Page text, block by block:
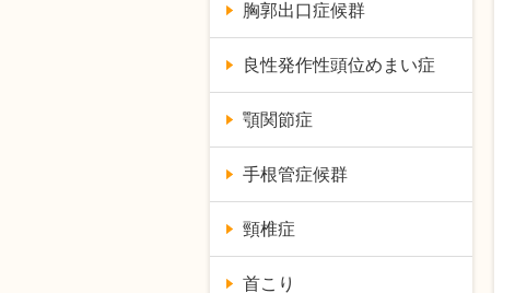
胸郭出口症候群
良性発作性頭位めまい症
顎関節症
手根管症候群
頸椎症
首こり